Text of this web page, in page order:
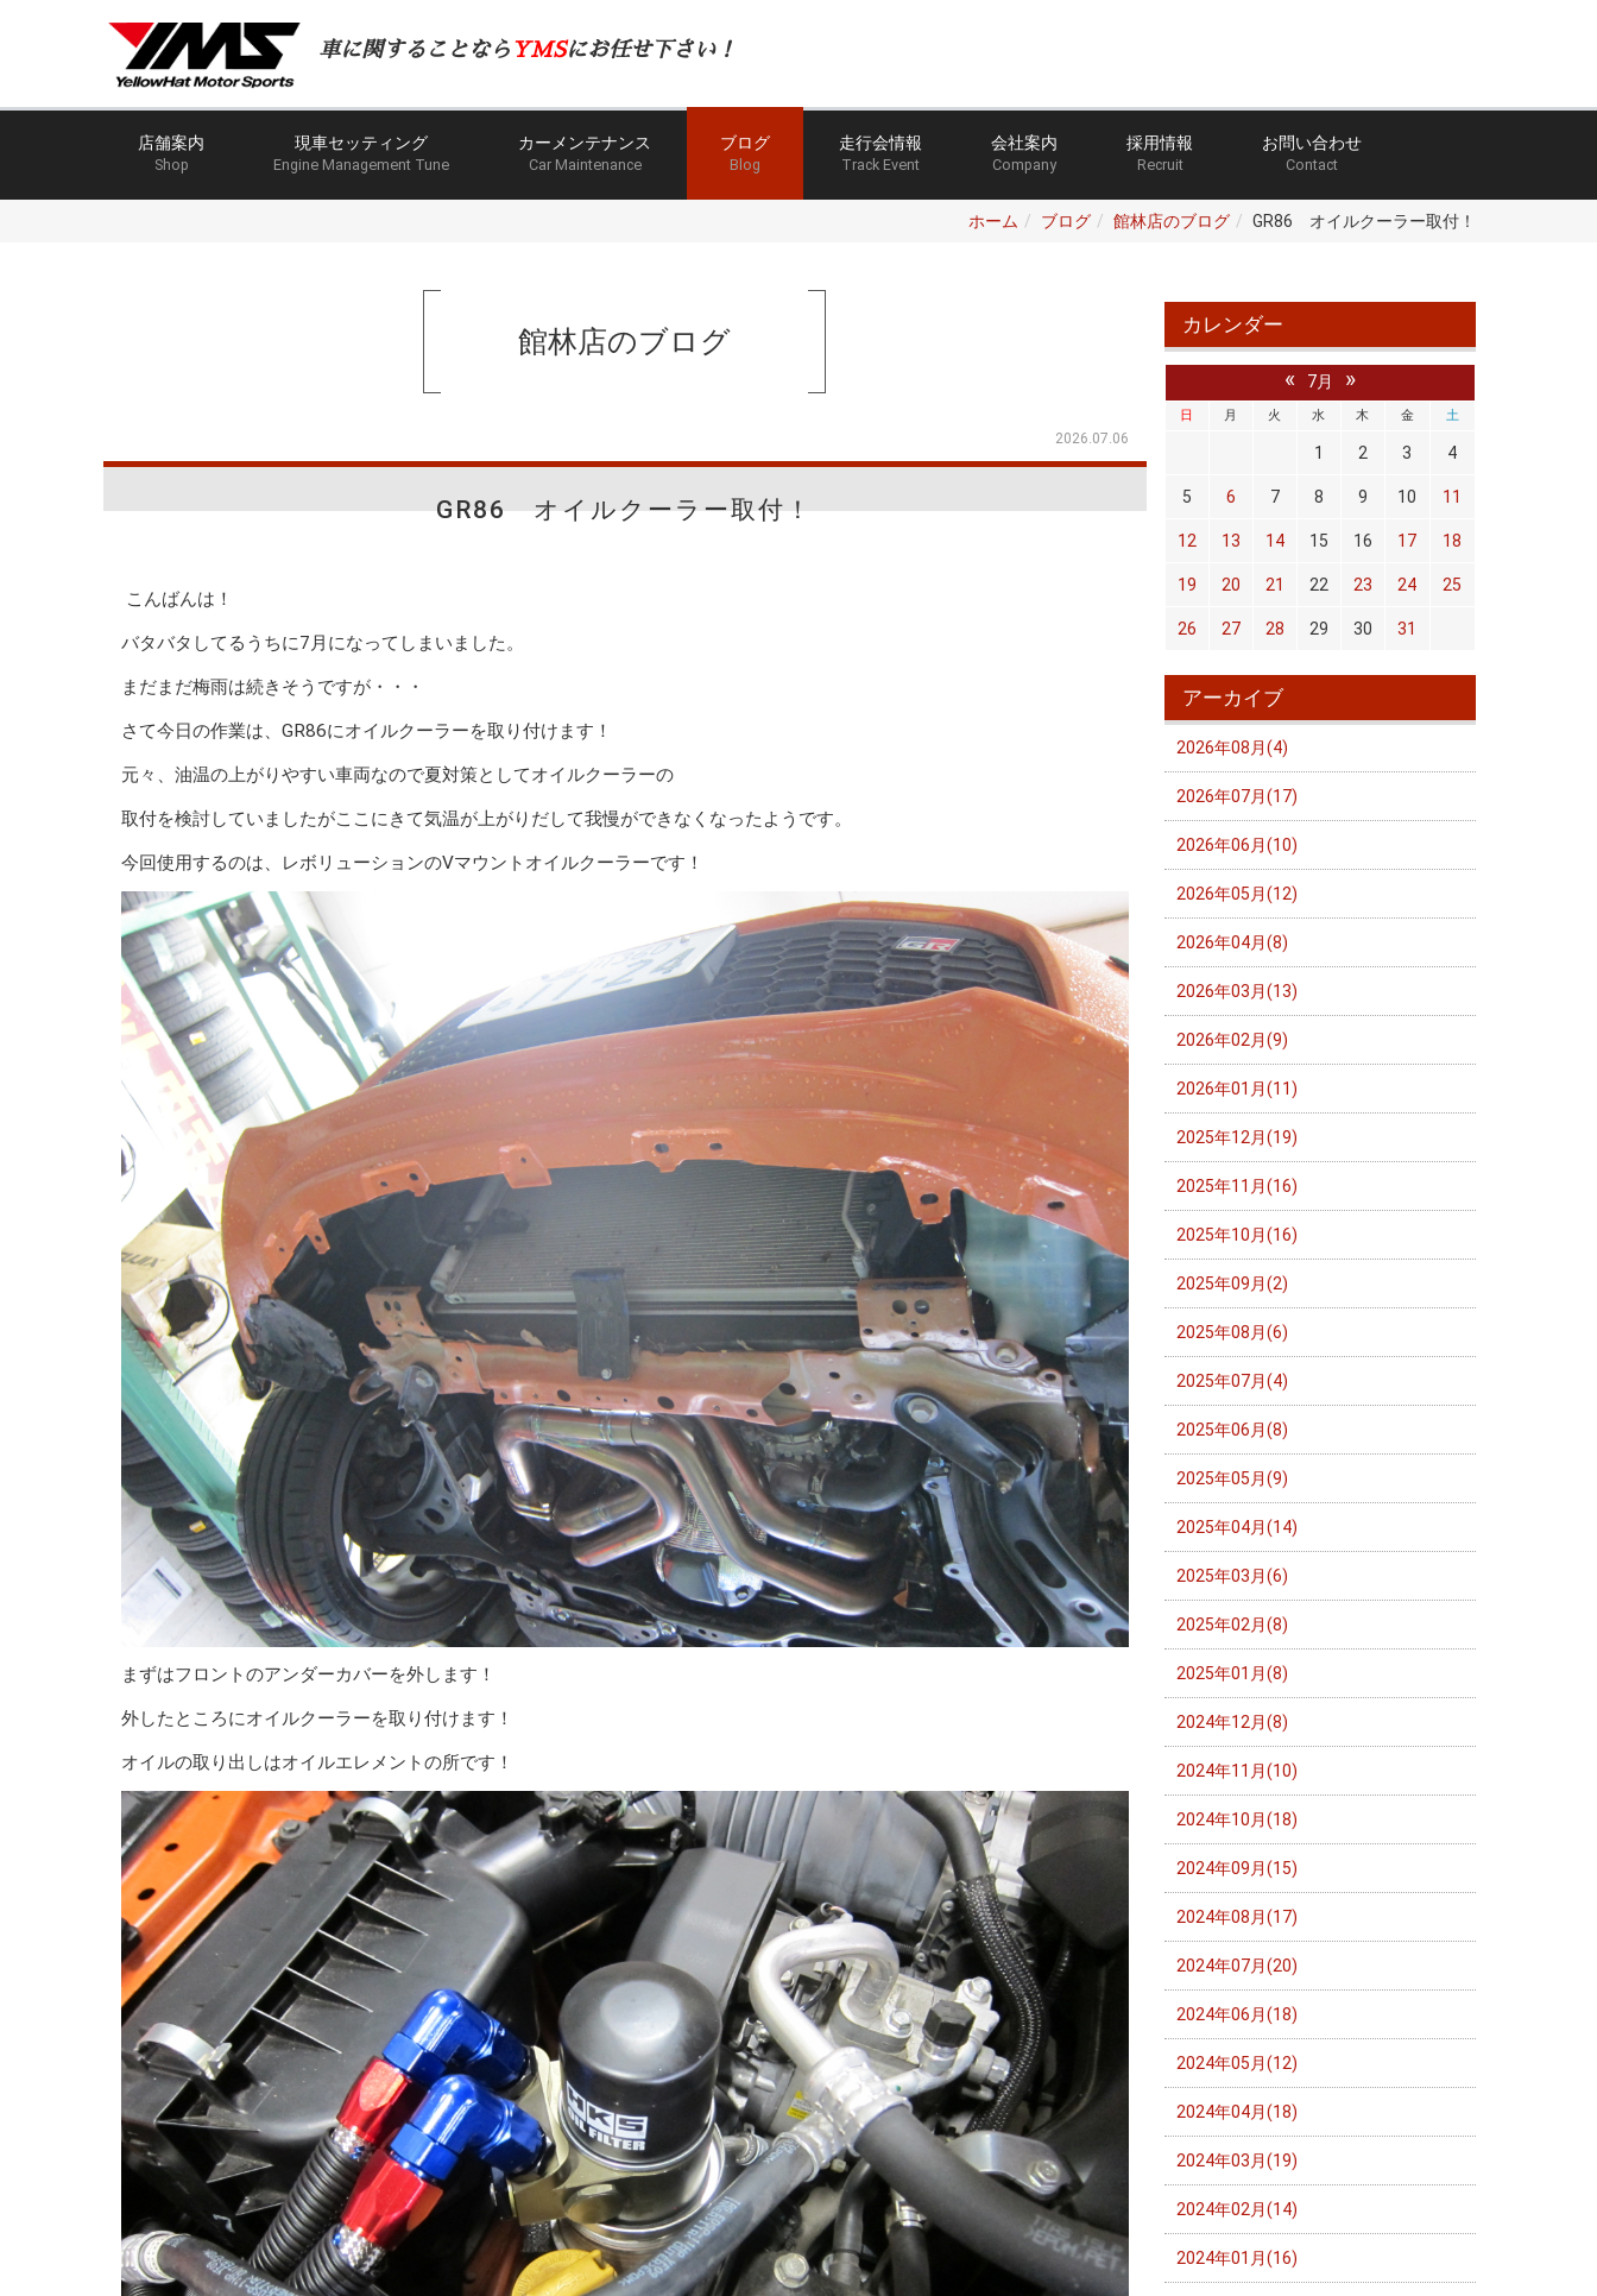
車に関することなら YMSにお任せ下さい！
店舗案内
Shop
現車セッティング
Engine Management Tune
カーメンテナンス
Car Maintenance
ブログ
Blog
走行会情報
Track Event
会社案内
Company
採用情報
Recruit
お問い合わせ
Contact
ホーム ブログ 館林店のブログ GR86 オイルクーラー取付！
館林店のブログ
2026.07.06
GR86 オイルクーラー取付！
こんばんは！
バタバタしてるうちに7月になってしまいました。
まだまだ梅雨は続きそうですが・・・
さて今日の作業は、GR86にオイルクーラーを取り付けます！
元々、油温の上がりやすい車両なので夏対策としてオイルクーラーの
取付を検討していましたがここにきて気温が上がりだして我慢ができなくなったようです。
今回使用するのは、レボリューションのVマウントオイルクーラーです！
まずはフロントのアンダーカバーを外します！
外したところにオイルクーラーを取り付けます！
オイルの取り出しはオイルエレメントの所です！
カレンダー
« 7月 »
日 月 火 水 木 金 土
1 2 3 4
5 6 7 8 9 10 11
12 13 14 15 16 17 18
19 20 21 22 23 24 25
26 27 28 29 30 31
アーカイブ
2026年08月(4)
2026年07月(17)
2026年06月(10)
2026年05月(12)
2026年04月(8)
2026年03月(13)
2026年02月(9)
2026年01月(11)
2025年12月(19)
2025年11月(16)
2025年10月(16)
2025年09月(2)
2025年08月(6)
2025年07月(4)
2025年06月(8)
2025年05月(9)
2025年04月(14)
2025年03月(6)
2025年02月(8)
2025年01月(8)
2024年12月(8)
2024年11月(10)
2024年10月(18)
2024年09月(15)
2024年08月(17)
2024年07月(20)
2024年06月(18)
2024年05月(12)
2024年04月(18)
2024年03月(19)
2024年02月(14)
2024年01月(16)